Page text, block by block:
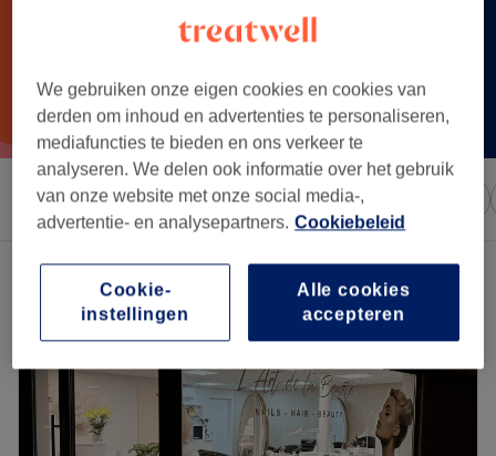
Sorteer op Elke prijs Salons Expresaanbiedingen
Een salon met:ontspanningsmassage in Heeserbergen, Limburg
We gebruiken onze eigen cookies en cookies van
derden om inhoud en advertenties te personaliseren,
mediafuncties te bieden en ons verkeer te
analyseren. We delen ook informatie over het gebruik
van onze website met onze social media-,
advertentie- en analysepartners. Cookiebeleid
Alle cookies
accepteren
Cookie-
instellingen